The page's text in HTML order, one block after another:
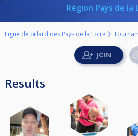
Région Pays de la
Ligue de billard des Pays de la Loire
Results